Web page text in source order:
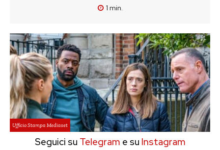
1 min.
Ufficio Stampa Mediaset
Seguici su Telegram e su Instagram